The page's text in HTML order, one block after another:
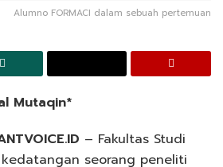
Alumno FORMACI dalam sebuah pertemuan
Mutaqin*
– Fakultas Studi
kedatangan seorang peneliti